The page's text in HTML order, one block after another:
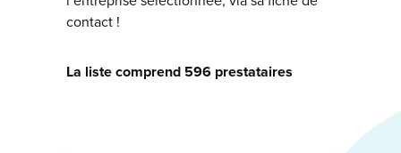
contact !
La liste comprend 596 prestataires